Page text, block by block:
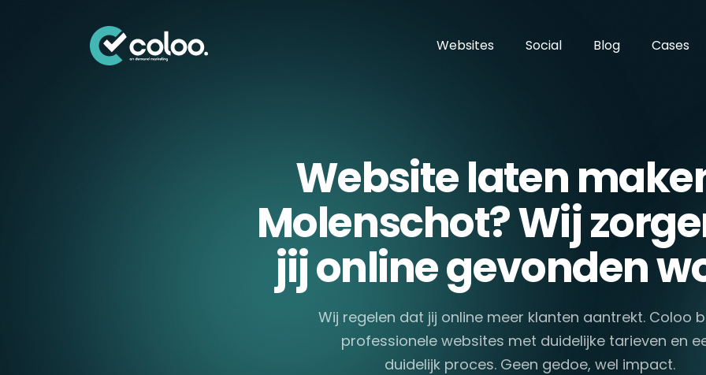
Websites
Social Blog Cases
Website laten
Molenschot? Wij
jij online gevonden
Wij regelen dat jij online meer klanten aantrekt. Coloo
professionele websites met duidelijke tarieven en
duidelijk proces. Geen gedoe, wel impact.